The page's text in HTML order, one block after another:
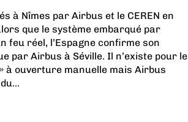
à Nîmes par Airbus et le CEREN en
que le système embarqué par
feu réel, l’Espagne confirme son
par Airbus à Séville. Il n’existe pour le
à ouverture manuelle mais Airbus